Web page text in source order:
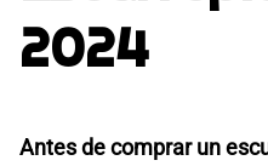
2024
Antes de comprar un